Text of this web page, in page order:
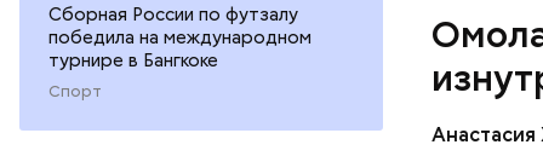
Сборная России по футзалу
победила на международном
турнире в Бангкоке
Спорт
лютеин
наше
калий